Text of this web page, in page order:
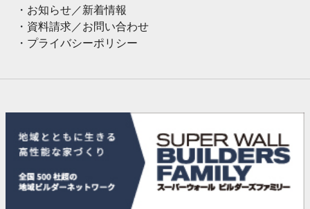
お知らせ／新着情報
資料請求／お問い合わせ
プライバシーポリシー